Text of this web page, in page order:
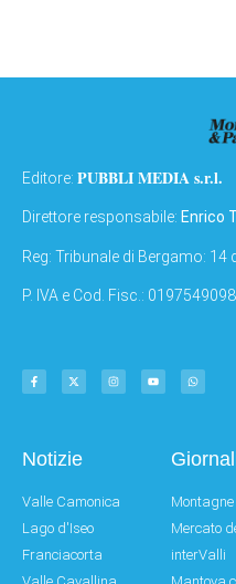
Editore: PUBBLI MEDIA s.r.l.
Direttore responsabile: Enrico
Reg: Tribunale di Bergamo: 14
P. IVA e Cod. Fisc.:
Notizie
Valle Camonica
Lago d'Iseo
Franciacorta
Mercato
interValli